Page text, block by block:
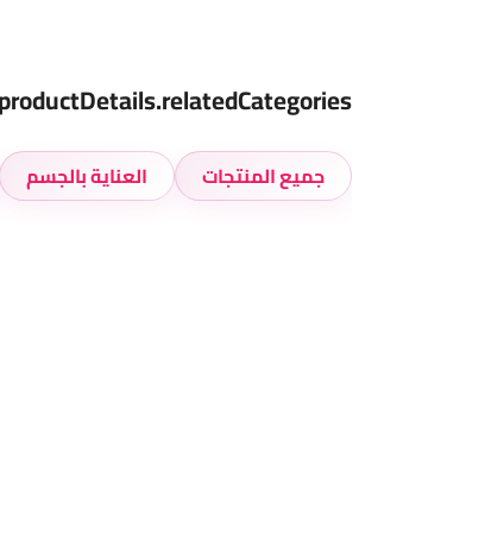
productDetails.relatedCategories
جميع المنتجات العناية بالجسم